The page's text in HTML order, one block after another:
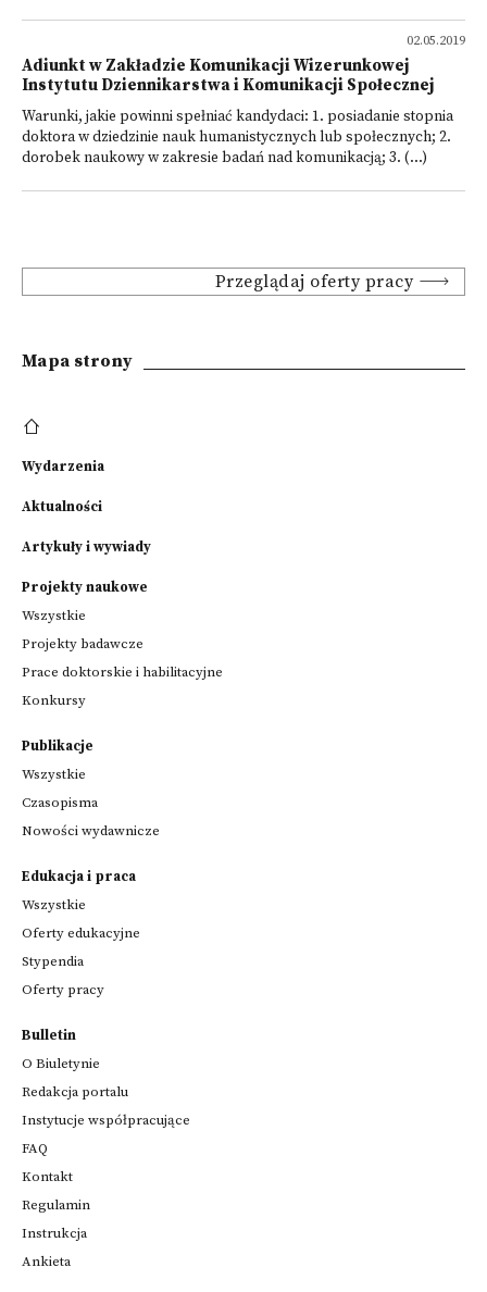
02.05.2019
Adiunkt w Zakładzie Komunikacji Wizerunkowej
Instytutu Dziennikarstwa i Komunikacji Społecznej
Warunki, jakie powinni spełniać kandydaci: 1. posiadanie stopnia
doktora w dziedzinie nauk humanistycznych lub społecznych; 2.
dorobek naukowy w zakresie badań nad komunikacją; 3. (...)
Przeglądaj oferty pracy
Mapa strony
Wydarzenia
Aktualności
Artykuły i wywiady
Projekty naukowe
Wszystkie
Projekty badawcze
Prace doktorskie i habilitacyjne
Konkursy
Publikacje
Wszystkie
Czasopisma
Nowości wydawnicze
Edukacja i praca
Wszystkie
Oferty edukacyjne
Stypendia
Oferty pracy
Bulletin
O Biuletynie
Redakcja portalu
Instytucje współpracujące
FAQ
Kontakt
Regulamin
Instrukcja
Ankieta